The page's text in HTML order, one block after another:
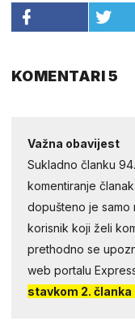
KOMENTARI 5
Važna obavijest
Sukladno članku
komentiranje
dopušteno je samo
korisnik koji želi
prethodno se
web portalu
stavkom 2. članka